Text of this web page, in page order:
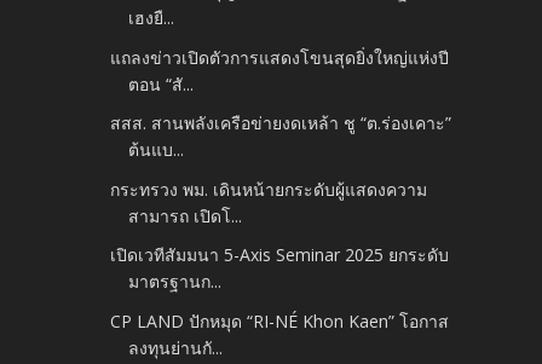
เฮงยื...
แถลงข่าวเปิดตัวการแสดงโขนสุดยิ่งใหญ่แห่งปี
ตอน “สั...
สสส. สานพลังเครือข่ายงดเหล้า ชู “ต.ร่องเคาะ”
ต้นแบ...
กระทรวง พม. เดินหน้ายกระดับผู้แสดงความ
สามารถ เปิดโ...
เปิดเวทีสัมมนา 5-Axis Seminar 2025 ยกระดับ
มาตรฐานก...
CP LAND ปักหมุด “RI-NÉ Khon Kaen” โอกาส
ลงทุนย่านกั...